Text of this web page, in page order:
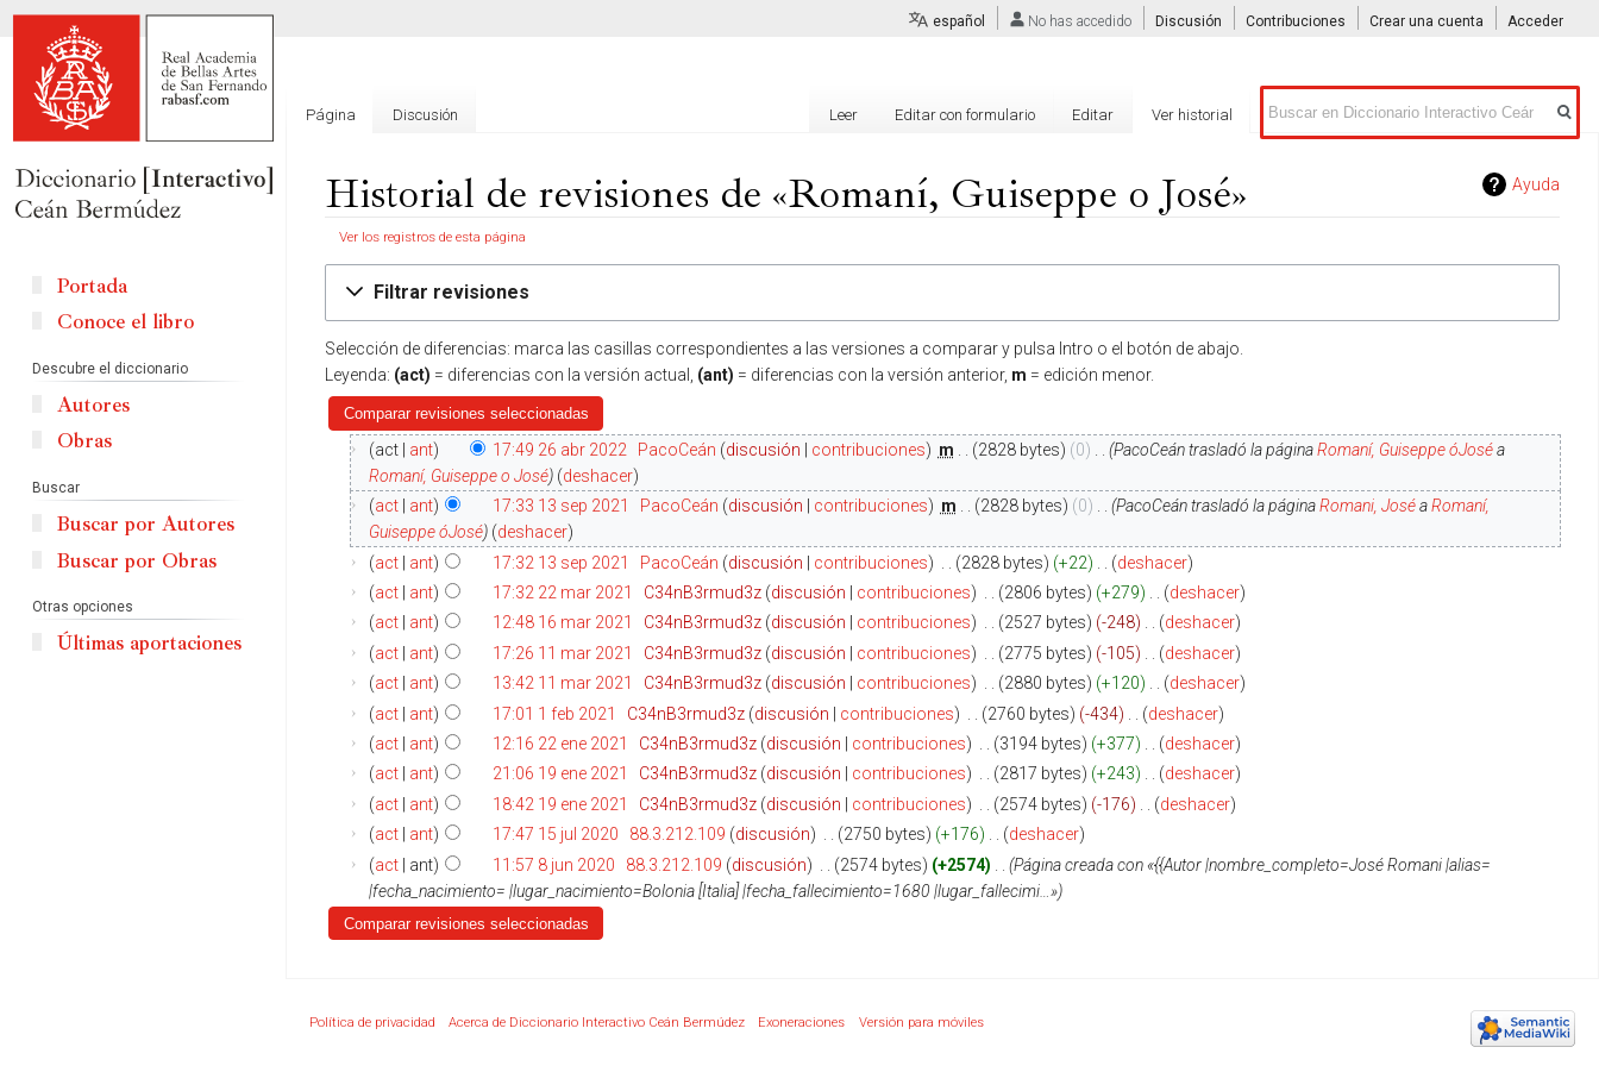
Ayuda
Historial de revisiones de «Romaní, Guiseppe o José»
Ver los registros de esta página
navegación
búsqueda
Filtrar revisiones
Selección de diferencias: marca las casillas correspondientes a las versiones a comparar y pulsa Intro o el botón de abajo.
Leyenda: (act) = diferencias con la versión actual, (ant) = diferencias con la versión anterior, m = edición menor.
act ant 17:49 26 abr 2022 PacoCeán discusión contribuciones m 2828 bytes 0 PacoCeán trasladó la páginaRomaní, Guiseppe óJoséa
Romaní, Guiseppe o José
deshacer
act
ant 17:33 13 sep 2021 PacoCeán discusión contribuciones m 2828 bytes 0 PacoCeán trasladó la páginaRomani, JoséaRomaní,
Guiseppe óJosé
deshacer
act
ant 17:32 13 sep 2021 PacoCeán discusión contribuciones 2828 bytes +22
deshacer
act
ant 17:32 22 mar 2021 C34nB3rmud3z discusión contribuciones 2806 bytes +279
deshacer
act
ant 12:48 16 mar 2021 C34nB3rmud3z discusión contribuciones 2527 bytes -248
deshacer
act
ant 17:26 11 mar 2021 C34nB3rmud3z discusión contribuciones 2775 bytes -105
deshacer
act
ant 13:42 11 mar 2021 C34nB3rmud3z discusión contribuciones 2880 bytes +120
deshacer
act
ant 17:01 1 feb 2021 C34nB3rmud3z discusión contribuciones 2760 bytes -434
deshacer
act
ant 12:16 22 ene 2021 C34nB3rmud3z discusión contribuciones 3194 bytes +377
deshacer
act
ant 21:06 19 ene 2021 C34nB3rmud3z discusión contribuciones 2817 bytes +243
deshacer
act
ant 18:42 19 ene 2021 C34nB3rmud3z discusión contribuciones 2574 bytes -176
deshacer
act
ant 17:47 15 jul 2020 88.3.212.109 discusión 2750 bytes +176
deshacer
act
ant 11:57 8 jun 2020 88.3.212.109 discusión 2574 bytes +2574
Página creada con «{{Autor |nombre_completo=José Romani |alias=
|fecha_nacimiento= |lugar_nacimiento=Bolonia [Italia] |fecha_fallecimiento=1680 |lugar_fallecimi…»
español No has accedido Discusión Contribuciones Crear una cuenta Acceder
Página Discusión Leer Editar con formulario Editar Ver historial
Buscar
Portada
Conoce el libro
Descubre el diccionario
Autores
Obras
Buscar
Buscar por Autores
Buscar por Obras
Otras opciones
Últimas aportaciones
Política de privacidad Acerca de Diccionario Interactivo Ceán Bermúdez Exoneraciones Versión para móviles